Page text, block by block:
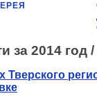
за 2014 год /
Тверского